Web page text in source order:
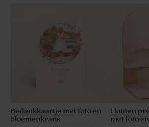
Bedankkaartje met foto en
bloemenkrans
Houten
met foto